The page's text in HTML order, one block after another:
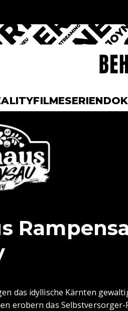
FILMESERIEN
das idyllische Kärnten
erobern das